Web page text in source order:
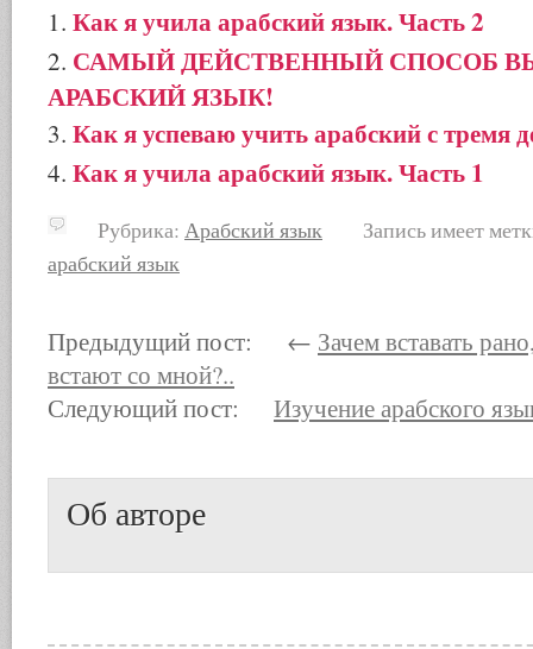
Как я учила арабский язык. Часть 2
САМЫЙ ДЕЙСТВЕННЫЙ СПОСОБ
АРАБСКИЙ ЯЗЫК!
Как я успеваю учить арабский с тремя
Как я учила арабский язык. Часть 1
Рубрика: Арабский язык Запись имеет
арабский язык
Предыдущий пост: ← Зачем вставать
встают со мной?..
Следующий пост: Изучение арабского
Об авторе